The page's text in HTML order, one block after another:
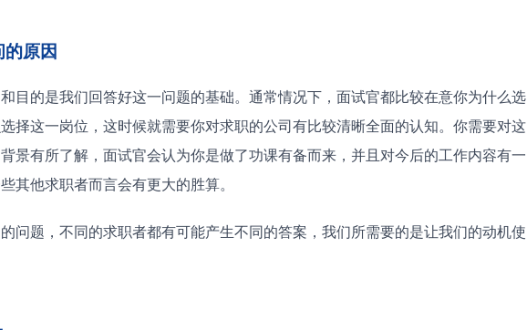
原因
目的是我们回答好这一问题的基础。通常情况下，面试官都比较在意你为什么选
择这一岗位，这时候就需要你对求职的公司有比较清晰全面的认知。你需要对这
景有所了解，面试官会认为你是做了功课有备而来，并且对今后的工作内容有一
其他求职者而言会有更大的胜算。
问题，不同的求职者都有可能产生不同的答案，我们所需要的是让我们的动机使